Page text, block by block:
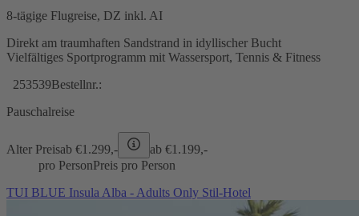
8-tägige Flugreise, DZ inkl. AI
Direkt am traumhaften Sandstrand in idyllischer Bucht
Vielfältiges Sportprogramm mit Wassersport, Tennis & Fitness
253539Bestellnr.:
Pauschalreise
Alter Preisab €1.299,- ab €1.199,-
pro PersonPreis pro Person
TUI BLUE Insula Alba - Adults Only Stil-Hotel